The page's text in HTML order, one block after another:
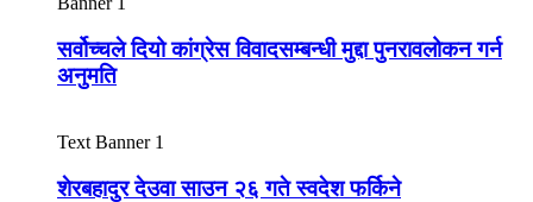
सर्वोच्चले दियो कांग्रेस विवादसम्बन्धी मुद्दा पुनरावलोकन गर्न
अनुमति
Text Banner 1
शेरबहादुर देउवा साउन २६ गते स्वदेश फर्किने